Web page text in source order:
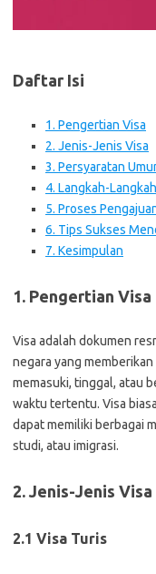
Daftar Isi
1. Pengertian Visa
2. Jenis-Jenis Visa
3. Persyaratan
4. Langkah-
5. Proses
6. Tips Sukses
7. Kesimpulan
1. Pengertian Visa
Visa adalah dokumen
negara yang
memasuki, tinggal, atau
waktu tertentu. Visa
dapat memiliki berbagai
studi, atau imigrasi.
2. Jenis-Jenis Visa
2.1 Visa Turis